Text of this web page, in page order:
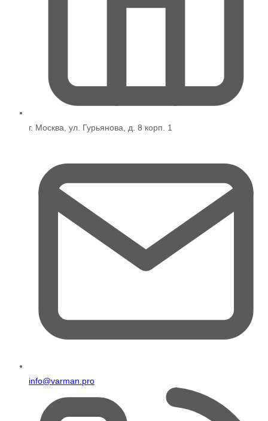
г. Москва, ул. Гурьянова, д. 8 корп. 1
info@varman.pro